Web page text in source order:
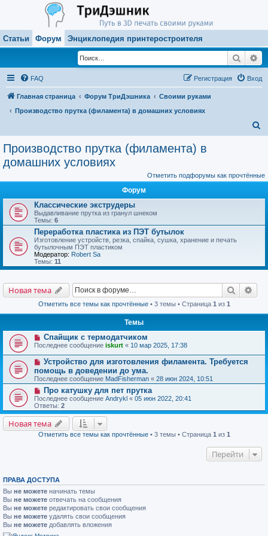
Статьи Форум Энциклопедия принтеростроителя
Поиск
FAQ Вход
Регистрация
Главная страница Форум ТриДэшника
Своими руками
Производство прутка (филамента) в домашних условиях
к
Производство прутка (филамента) в
домашних условиях
Отметить подфорумы как прочтённые
Форум
Классические экструдеры
Выдавливание прутка из гранул шнеком
Темы: 6
Переработка пластика из ПЭТ бутылок
Изготовление устройств, резка, спайка, сушка, хранение и печать
бутылочным ПЭТ пластиком
Модератор: Robert Sa
Темы: 11
Новая тема Поиск
Отметить все темы как прочтённые• 3 темы • Страница 1 из 1
Темы
Спайщик с термодатчиком
Последнее сообщение iskurt « 10 мар 2025, 17:38
Устройство для изготовления филамента. Требуется
помощь в доведении до ума.
Последнее сообщение MadFisherman « 28 июн 2024, 10:51
Про катушку для пет прутка
Последнее сообщение Andrykl « 05 июн 2022, 20:41
Ответы: 2
Новая тема
Отметить все темы как прочтённые• 3 темы • Страница 1 из 1
Перейти
ПРАВА ДОСТУПА
Вы не можете начинать темы
Вы не можете отвечать на сообщения
Вы не можете редактировать свои сообщения
Вы не можете удалять свои сообщения
Вы не можете добавлять вложения